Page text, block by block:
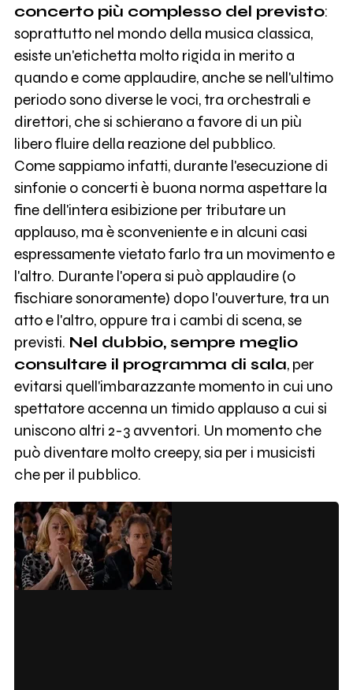
concerto più complesso del previsto:
soprattutto nel mondo della musica classica,
esiste un'etichetta molto rigida in merito a
quando e come applaudire, anche se nell'ultimo
periodo sono diverse le voci, tra orchestrali e
direttori, che si schierano a favore di un più
libero fluire della reazione del pubblico.
Come sappiamo infatti, durante l'esecuzione di
sinfonie o concerti è buona norma aspettare la
fine dell'intera esibizione per tributare un
applauso, ma è sconveniente e in alcuni casi
espressamente vietato farlo tra un movimento e
l'altro. Durante l'opera si può applaudire (o
fischiare sonoramente) dopo l'ouverture, tra un
atto e l'altro, oppure tra i cambi di scena, se
previsti. Nel dubbio, sempre meglio
consultare il programma di sala, per
evitarsi quell'imbarazzante momento in cui uno
spettatore accenna un timido applauso a cui si
uniscono altri 2-3 avventori. Un momento che
può diventare molto creepy, sia per i musicisti
che per il pubblico.